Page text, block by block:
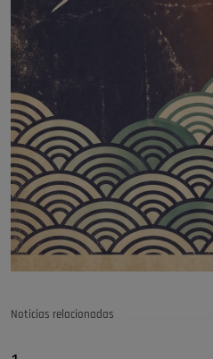
Noticias relacionadas